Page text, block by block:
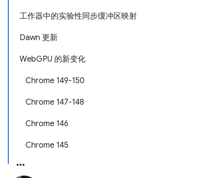
工作器中的实验性同步缓冲区映射
Dawn 更新
WebGPU 的新变化
Chrome 149-150
Chrome 147-148
Chrome 146
Chrome 145